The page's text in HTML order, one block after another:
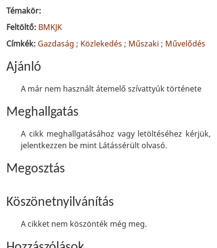
Témakör:
Feltöltő: BMKJK
Címkék: Gazdaság ; Közlekedés ; Műszaki ; Művelődés
Ajánló
A már nem használt átemelő szívattyúk története
Meghallgatás
A cikk meghallgatásához vagy letöltéséhez kérjük,
jelentkezzen be mint Látássérült olvasó.
Megosztás
Köszönetnyilvánítás
A cikket nem köszönték még meg.